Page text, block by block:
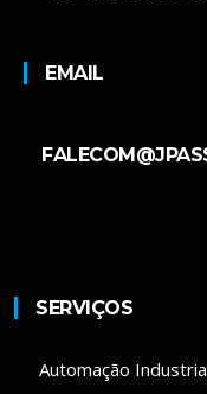
EMAIL
SERVIÇOS
Automação